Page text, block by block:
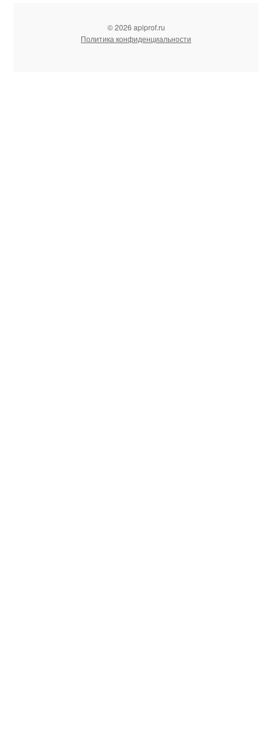
© 2026 apiprof.ru
Политика конфиденциальности